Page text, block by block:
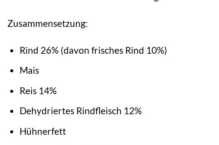
Zusammensetzung:
Rind 26% (davon frisches Rind 10%)
Mais
Reis 14%
Dehydriertes Rindfleisch 12%
Hühnerfett